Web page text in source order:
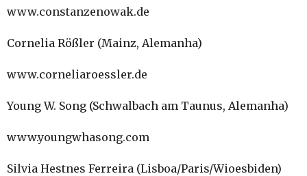
www.constanzenowak.de
Cornelia Rößler (Mainz, Alemanha)
www.corneliaroessler.de
Young W. Song (Schwalbach am Taunus, Alemanha)
www.youngwhasong.com
Silvia Hestnes Ferreira (Lisboa/Paris/Wioesbiden)